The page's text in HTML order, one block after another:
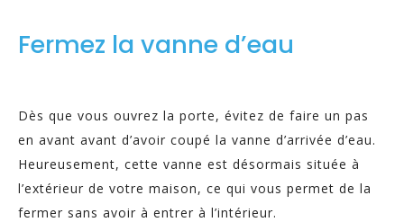
Fermez la vanne d’eau
Dès que vous ouvrez la porte, évitez de faire un pas
en avant avant d’avoir coupé la vanne d’arrivée d’eau.
Heureusement, cette vanne est désormais située à
l’extérieur de votre maison, ce qui vous permet de la
fermer sans avoir à entrer à l’intérieur.